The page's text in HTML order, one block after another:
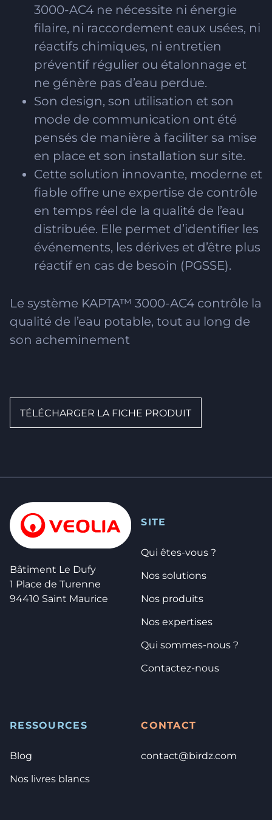
3000-AC4 ne nécessite ni énergie
filaire, ni raccordement eaux usées, ni
réactifs chimiques, ni entretien
préventif régulier ou étalonnage et
ne génère pas d’eau perdue.
Son design, son utilisation et son
mode de communication ont été
pensés de manière à faciliter sa mise
en place et son installation sur site.
Cette solution innovante, moderne et
fiable offre une expertise de contrôle
en temps réel de la qualité de l’eau
distribuée. Elle permet d’identifier les
événements, les dérives et d’être plus
réactif en cas de besoin (PGSSE).
Le système KAPTA™ 3000-AC4 contrôle la
qualité de l’eau potable, tout au long de
son acheminement
TÉLÉCHARGER LA FICHE PRODUIT
Bâtiment Le Dufy
1 Place de Turenne
94410 Saint Maurice
SITE
Qui êtes-vous ?
Nos solutions
Nos produits
Nos expertises
Qui sommes-nous ?
Contactez-nous
RESSOURCES
Blog
Nos livres blancs
CONTACT
contact@birdz.com